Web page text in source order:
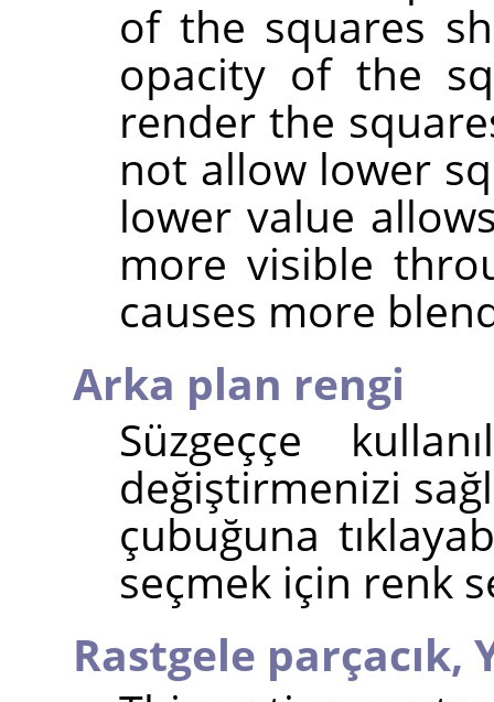
of the squares
opacity of the
render the
not allow lower
lower value
more visible
causes more
Arka plan rengi
Süzgeççe
değiştirmenizi
çubuğuna
seçmek için renk
Rastgele parçacık,